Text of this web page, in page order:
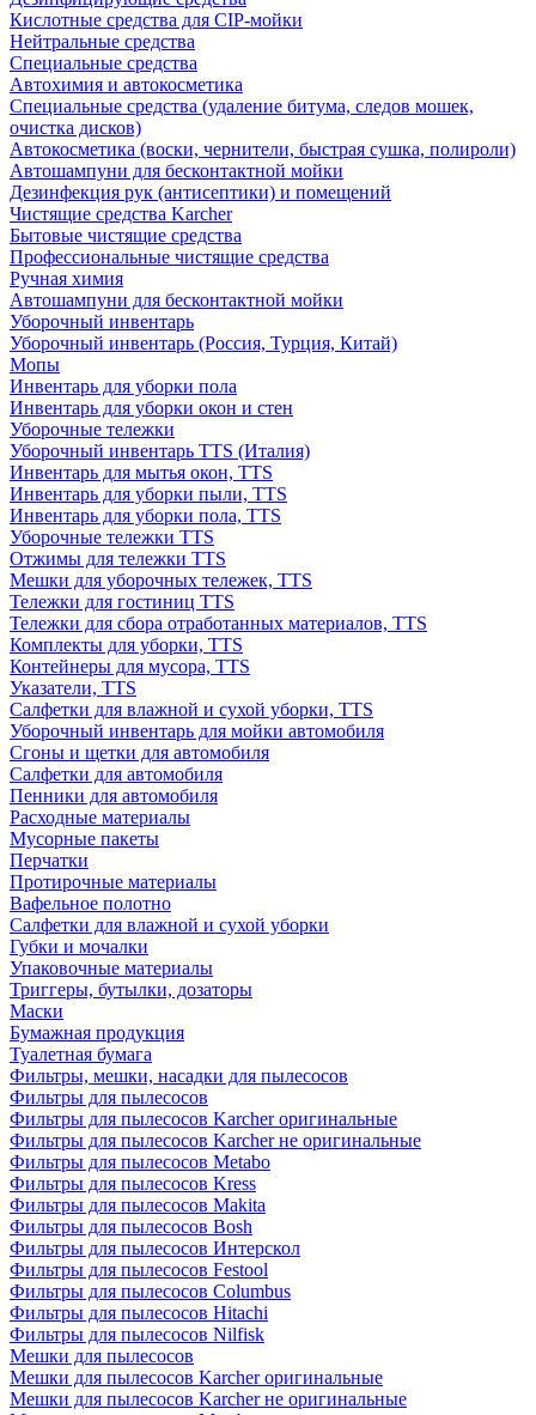
Кислотные средства для CIP-мойки
Нейтральные средства
Специальные средства
Автохимия и автокосметика
Специальные средства (удаление битума, следов мошек,
очистка дисков)
Автокосметика (воски, чернители, быстрая сушка, полироли)
Автошампуни для бесконтактной мойки
Дезинфекция рук (антисептики) и помещений
Чистящие средства Karcher
Бытовые чистящие средства
Профессиональные чистящие средства
Ручная химия
Автошампуни для бесконтактной мойки
Уборочный инвентарь
Уборочный инвентарь (Россия, Турция, Китай)
Мопы
Инвентарь для уборки пола
Инвентарь для уборки окон и стен
Уборочные тележки
Уборочный инвентарь TTS (Италия)
Инвентарь для мытья окон, TTS
Инвентарь для уборки пыли, TTS
Инвентарь для уборки пола, TTS
Уборочные тележки TTS
Отжимы для тележки TTS
Мешки для уборочных тележек, TTS
Тележки для гостиниц TTS
Тележки для сбора отработанных материалов, TTS
Комплекты для уборки, TTS
Контейнеры для мусора, TTS
Указатели, TTS
Салфетки для влажной и сухой уборки, TTS
Уборочный инвентарь для мойки автомобиля
Сгоны и щетки для автомобиля
Салфетки для автомобиля
Пенники для автомобиля
Расходные материалы
Мусорные пакеты
Перчатки
Протирочные материалы
Вафельное полотно
Салфетки для влажной и сухой уборки
Губки и мочалки
Упаковочные материалы
Триггеры, бутылки, дозаторы
Маски
Бумажная продукция
Туалетная бумага
Фильтры, мешки, насадки для пылесосов
Фильтры для пылесосов
Фильтры для пылесосов Karcher оригинальные
Фильтры для пылесосов Karcher не оригинальные
Фильтры для пылесосов Metabo
Фильтры для пылесосов Kress
Фильтры для пылесосов Makita
Фильтры для пылесосов Bosh
Фильтры для пылесосов Интерскол
Фильтры для пылесосов Festool
Фильтры для пылесосов Columbus
Фильтры для пылесосов Hitachi
Фильтры для пылесосов Nilfisk
Мешки для пылесосов
Мешки для пылесосов Karcher оригинальные
Мешки для пылесосов Karcher не оригинальные